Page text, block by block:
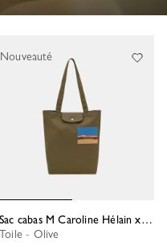
Sac cabas M Caroline Hélain x Longchamp
Toile - Olive
Nouveauté